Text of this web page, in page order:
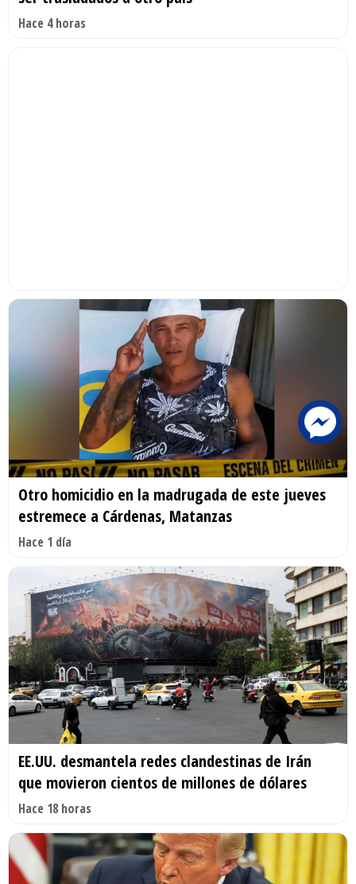
Hace 4 horas
Otro homicidio en la madrugada de este jueves
estremece a Cárdenas, Matanzas
Hace 1 día
EE.UU. desmantela redes clandestinas de Irán
que movieron cientos de millones de dólares
Hace 18 horas